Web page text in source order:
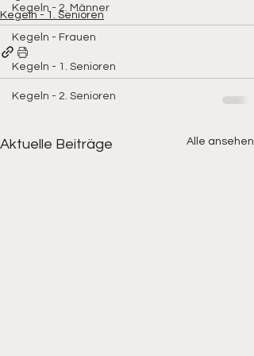
Kegeln - 2. Männer
Kegeln - Frauen
Kegeln - 1. Senioren
Kegeln - 2. Senioren
Kegeln - 1. Senioren
Aktuelle Beiträge Alle ansehen